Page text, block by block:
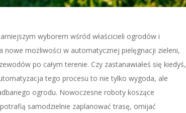
wyborem wśród właścicieli ogrodów i
możliwości w automatycznej pielęgnacji zieleni,
po całym terenie. Czy zastanawiałeś się kiedyś,
tego procesu to nie tylko wygoda, ale
ogrodu. Nowoczesne roboty koszące
samodzielnie zaplanować trasę, omijać